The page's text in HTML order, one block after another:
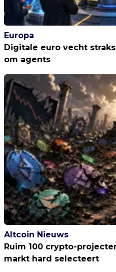
Europa
Digitale euro vecht
om agents
Altcoin Nieuws
Ruim 100 crypto-
markt hard selecteert